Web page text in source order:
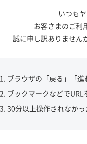
いつも
お客さまのご利
誠に申し訳ありませんが
ブラウザの「戻る」「
ブックマークなどで
30分以上操作されなか